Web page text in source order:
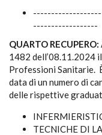
------------------
QUARTO RECUPERO:
1482 dell’08.11.2024
Professioni Sanitarie.
data di un numero di
delle rispettive
TECNICHE DI